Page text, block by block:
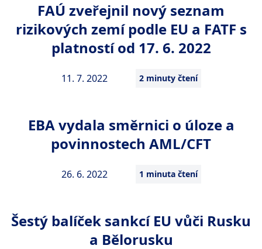
11. 7. 2022 2 minuty čtení
FAÚ zveřejnil nový seznam
rizikových zemí podle EU a FATF s
platností od 17. 6. 2022
26. 6. 2022 1 minuta čtení
EBA vydala směrnici o úloze a
povinnostech AML/CFT
Šestý balíček sankcí EU vůči Rusku
a Bělorusku